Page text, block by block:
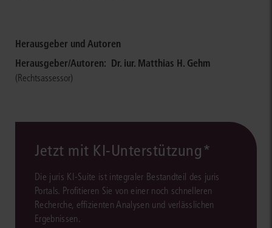
Herausgeber und Autoren
Herausgeber/Autoren: Dr. iur. Matthias H. Gehm
(Rechtsassessor)
Jetzt mit KI-Unterstützung*
Die juris KI-Suite ist integraler Bestandteil des juris
Portals. Profitieren Sie von einer noch schnelleren
Recherche, effizienten Analysen und verlässlichen
Ergebnissen.